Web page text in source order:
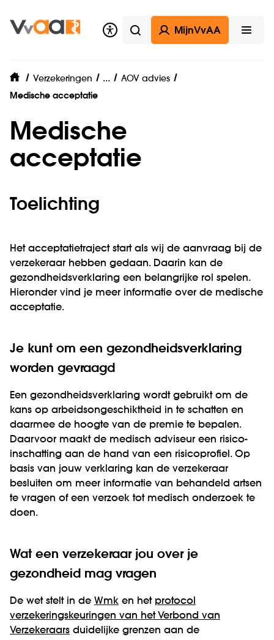
Zoeken
MijnVvAA
home
Verzekeringen ...
AOV advies
Medische acceptatie
Medische
acceptatie
Toelichting
Het acceptatietraject start als wij de aanvraag bij de
verzekeraar hebben gedaan. Daarin kan de
gezondheidsverklaring een belangrijke rol spelen.
Hieronder vind je meer informatie over de medische
acceptatie.
Je kunt om een gezondheidsverklaring
worden gevraagd
Een gezondheidsverklaring wordt gebruikt om de
kans op arbeidsongeschiktheid in te schatten en
daarmee de hoogte van de premie te bepalen.
Daarvoor maakt de medisch adviseur een risico-
inschatting aan de hand van een risicoprofiel. Op
basis van jouw verklaring kan de verzekeraar
besluiten om meer informatie van behandeld artsen
te vragen of een verzoek tot medisch onderzoek te
doen.
Wat een verzekeraar jou over je
gezondheid mag vragen
De wet stelt in de Wmk en het protocol
verzekeringskeuringen van het Verbond van
Verzekeraars duidelijke grenzen aan de